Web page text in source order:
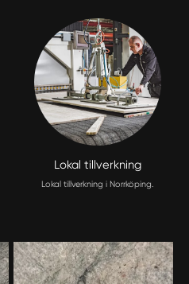
Lokal tillverkning
Lokal tillverkning i Norrköping.